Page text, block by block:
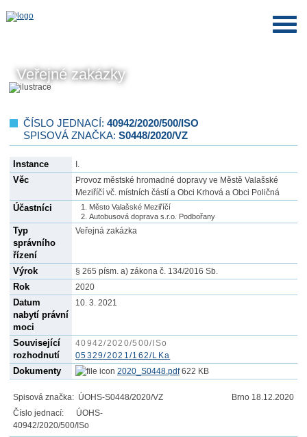
Veřejné zakázky
ČÍSLO JEDNACÍ: 40942/2020/500/ISO
SPISOVÁ ZNAČKA: S0448/2020/VZ
Instance I.
Věc
Provoz městské hromadné dopravy ve Městě Valašské
Meziříčí vč. místních částí a Obci Krhová a Obci Poličná
Účastníci
Město Valašské Meziříčí
Autobusová doprava s.r.o. Podbořany
Typ
správního
řízení
Veřejná zakázka
Výrok § 265 písm. a) zákona č. 134/2016 Sb.
Rok 2020
Datum
nabytí právní
moci
10. 3. 2021
Související
rozhodnutí
40942/2020/500/ISo
05329/2021/162/LKa
Dokumenty 2020_S0448.pdf622 KB
Spisová značka: ÚOHS-S0448/2020/VZ
Číslo jednací:
ÚOHS-
40942/2020/500/ISo
Brno 18.12.2020